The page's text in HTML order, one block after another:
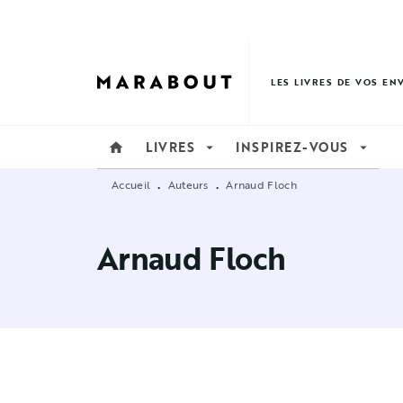
LES LIVRES DE VOS
home LIVRES arrow_drop_down INSPIREZ-VOUS arrow_drop_down
Accueil • Auteurs • Arnaud Floch
Arnaud Floch